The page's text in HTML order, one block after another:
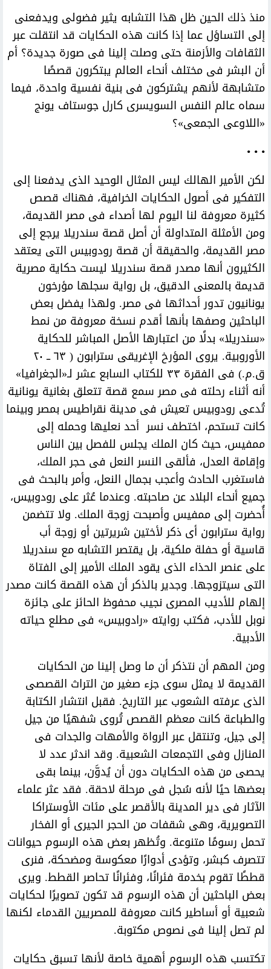
منذ ذلك الحين ظل هذا التشابه يثير فضولى ويدفعنى
إلى التساؤل عما إذا كانت هذه الحكايات قد انتقلت عبر
الثقافات والأزمنة حتى وصلت إلينا فى صورة جديدة؟ أم
أن البشر فى مختلف أنحاء العالم يبتكرون قصصًا
متشابهة لأنهم يشتركون فى بنية نفسية واحدة، فيما
سماه عالم النفس السويسرى كارل جوستاف يونج
«اللاوعى الجمعى»؟
• • •
لكن الأمير الهالك ليس المثال الوحيد الذى يدفعنا إلى
التفكير فى أصول الحكايات الخرافية، فهناك قصص
كثيرة معروفة لنا اليوم لها أصداء فى مصر القديمة،
ومن الأمثلة المتداولة أن أصل قصة سندريلا يرجع إلى
مصر القديمة، والحقيقة أن قصة رودوبيس التى يعتقد
الكثيرون أنها مصدر قصة سندريلا ليست حكاية مصرية
قديمة بالمعنى الدقيق، بل رواية سجلها مؤرخون
يونانيون تدور أحداثها فى مصر. ولهذا يفضل بعض
الباحثين وصفها بأنها أقدم نسخة معروفة من نمط
«سندريلا» بدلًا من اعتبارها الأصل المباشر للحكاية
الأوروبية. يروى المؤرخ الإغريقى سترابون ( ٦٣ ــ ٢٠
ق.م.) فى الفقرة ٣٣ للكتاب السابع عشر لـ«الجغرافيا»
أنه أثناء رحلته فى مصر سمع قصة تتعلق بغانية يونانية
تُدعى رودوبيس تعيش فى مدينة نقراطيس بمصر وبينما
كانت تستحم، اختطف نسر أحد نعليها وحمله إلى
ممفيس، حيث كان الملك يجلس للفصل بين الناس
وإقامة العدل، فألقى النسر النعل فى حجر الملك،
فاستغرب الحادث وأعجب بجمال النعل، وأمر بالبحث فى
جميع أنحاء البلاد عن صاحبته. وعندما عُثر على رودوبيس،
أُحضرت إلى ممفيس وأصبحت زوجة الملك. ولا تتضمن
رواية سترابون أى ذكر لأختين شريرتين أو زوجة أب
قاسية أو حفلة ملكية، بل يقتصر التشابه مع سندريلا
على عنصر الحذاء الذى يقود الملك الأمير إلى الفتاة
التى سيتزوجها. وجدير بالذكر أن هذه القصة كانت مصدر
إلهام للأديب المصرى نجيب محفوظ الحائز على جائزة
نوبل للأدب، فكتب روايته «رادوبيس» فى مطلع حياته
الأدبية.
ومن المهم أن نتذكر أن ما وصل إلينا من الحكايات
القديمة لا يمثل سوى جزء صغير من التراث القصصى
الذى عرفته الشعوب عبر التاريخ. فقبل انتشار الكتابة
والطباعة كانت معظم القصص تُروى شفهيًا من جيل
إلى جيل، وتنتقل عبر الرواة والأمهات والجدات فى
المنازل وفى التجمعات الشعبية. وقد اندثر عدد لا
يحصى من هذه الحكايات دون أن يُدوَّن، بينما بقى
بعضها حيًا لأنه سُجل فى مرحلة لاحقة. فقد عثر علماء
الآثار فى دير المدينة بالأقصر على مئات الأوستراكا
التصويرية، وهى شقفات من الحجر الجيرى أو الفخار
تحمل رسومًا متنوعة. وتُظهر بعض هذه الرسوم حيوانات
تتصرف كبشر، وتؤدى أدوارًا معكوسة ومضحكة، فنرى
قططًا تقوم بخدمة فئرانًا، وفئرانًا تحاصر القطط. ويرى
بعض الباحثين أن هذه الرسوم قد تكون تصويرًا لحكايات
شعبية أو أساطير كانت معروفة للمصريين القدماء لكنها
لم تصل إلينا فى نصوص مكتوبة.
تكتسب هذه الرسوم أهمية خاصة لأنها تسبق حكايات